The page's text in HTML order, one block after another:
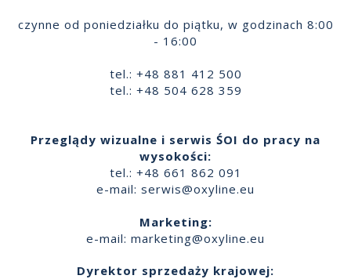
czynne od poniedziałku do piątku, w godzinach 8:00
- 16:00
tel.: +48 881 412 500
tel.: +48 504 628 359
Przeglądy wizualne i serwis ŚOI do pracy na
wysokości:
tel.: +48 661 862 091
e-mail: serwis@oxyline.eu
Marketing:
e-mail: marketing@oxyline.eu
Dyrektor sprzedaży krajowej: